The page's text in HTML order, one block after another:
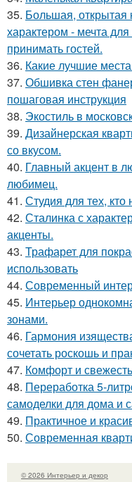
35. Большая, открытая
характером - мечта для
принимать гостей.
36. Какие лучшие
37. Обшивка стен
пошаговая инструкция
38. Экостиль в
39. Дизайнерская
со вкусом.
40. Главный акцент в
любимец.
41. Студия для тех, кто
42. Сталинка с
акценты.
43. Трафарет для
использовать
44. Современный
45. Интерьер
зонами.
46. Гармония
сочетать роскошь и
47. Комфорт и
48. Переработка 5-
самоделки для дома и
49. Практичное и
50. Современная
© 2026 Интерьер и декор